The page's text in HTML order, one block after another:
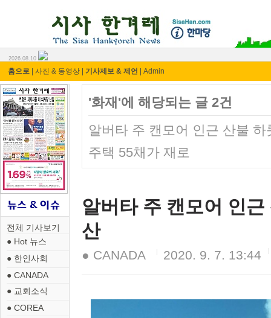
2026.08.10
홈으로 사진 & 동영상 기사제보 & 제언 Admin
전체 기사보기
● Hot 뉴스
● 한인사회
● CANADA
● 교회소식
● COREA
'화재'에 해당되는 글 2건
알버타 주 캔모어 인근 산불
주택 55채가 재로
알버타 주 캔모어 인
산
● CANADA 2020. 9. 7. 13:44